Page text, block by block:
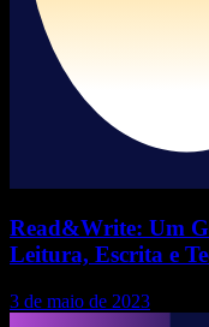
Read&Write: Um
Leitura, Escrita e
3 de maio de 2023